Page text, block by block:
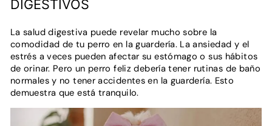
DIGESTIVOS
La salud digestiva puede revelar mucho sobre la
comodidad de tu perro en la guardería. La ansiedad y el
estrés a veces pueden afectar su estómago o sus hábitos
de orinar. Pero un perro feliz debería tener rutinas de baño
normales y no tener accidentes en la guardería. Esto
demuestra que está tranquilo.